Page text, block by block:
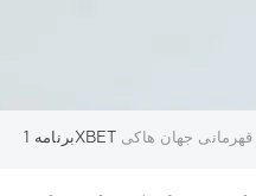
قهرمانی جهان هاکی